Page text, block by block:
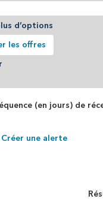
d’options
(en jours) de
une alerte